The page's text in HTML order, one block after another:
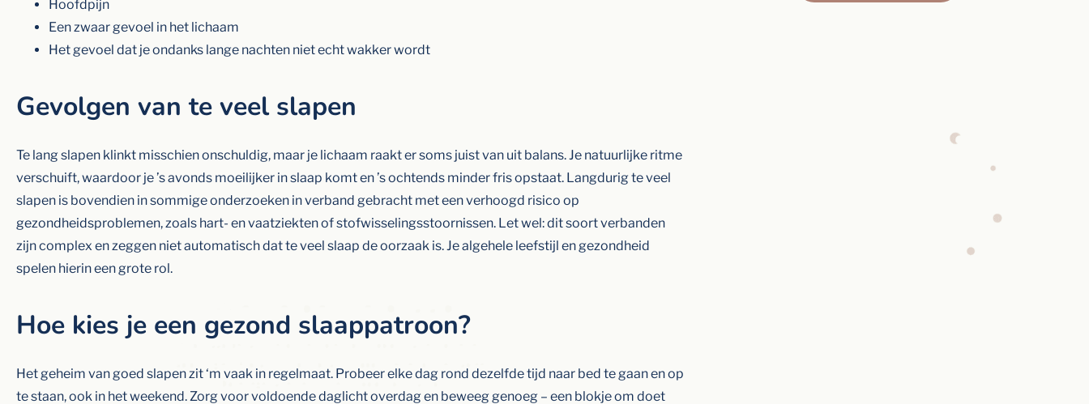
Hoofdpijn
Een zwaar gevoel in het lichaam
Het gevoel dat je ondanks lange nachten niet echt wakker wordt
Gevolgen van te veel slapen
Te lang slapen klinkt misschien onschuldig, maar je lichaam raakt er soms juist van uit balans. Je natuurlijke ritme
verschuift, waardoor je ’s avonds moeilijker in slaap komt en ’s ochtends minder fris opstaat. Langdurig te veel
slapen is bovendien in sommige onderzoeken in verband gebracht met een verhoogd risico op
gezondheidsproblemen, zoals hart- en vaatziekten of stofwisselingsstoornissen. Let wel: dit soort verbanden
zijn complex en zeggen niet automatisch dat te veel slaap de oorzaak is. Je algehele leefstijl en gezondheid
spelen hierin een grote rol.
Hoe kies je een gezond slaappatroon?
Het geheim van goed slapen zit ‘m vaak in regelmaat. Probeer elke dag rond dezelfde tijd naar bed te gaan en op
te staan, ook in het weekend. Zorg voor voldoende daglicht overdag en beweeg genoeg – een blokje om doet